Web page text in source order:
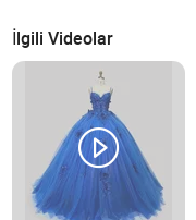
İlgili Videolar